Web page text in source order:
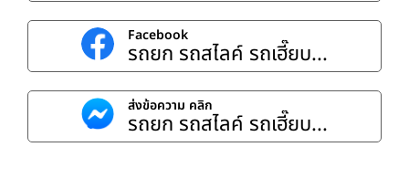
Facebook
รถยก รถสไลค์ รถเฮี๊ยบ...
ส่งข้อความ คลิก
รถยก รถสไลค์ รถเฮี๊ยบ...